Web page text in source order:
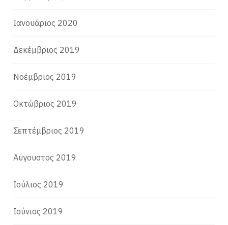
Ιανουάριος 2020
Δεκέμβριος 2019
Νοέμβριος 2019
Οκτώβριος 2019
Σεπτέμβριος 2019
Αύγουστος 2019
Ιούλιος 2019
Ιούνιος 2019